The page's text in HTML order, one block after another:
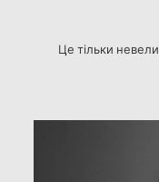
Це тільки